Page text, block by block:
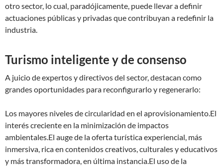
otro sector, lo cual, paradójicamente, puede llevar a definir
actuaciones públicas y privadas que contribuyan a redefinir la
industria.
Turismo inteligente y de consenso
A juicio de expertos y directivos del sector, destacan como
grandes oportunidades para reconfigurarlo y regenerarlo:
Los mayores niveles de circularidad en el aprovisionamiento.El
interés creciente en la minimización de impactos
ambientales.El auge de la oferta turística experiencial, más
inmersiva, rica en contenidos creativos, culturales y educativos
y más transformadora, en última instancia.El uso de la